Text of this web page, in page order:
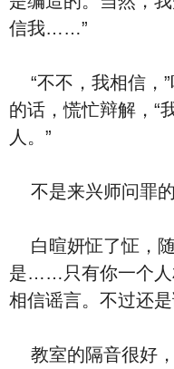
信我……”
“不不，我相信，
的话，慌忙辩解，“
人。”
不是来兴师问罪的
白暄妍怔了怔，
是……只有你一个人
相信谣言。不过还
教室的隔音很好，